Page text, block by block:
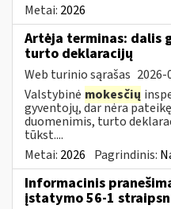
Metai: 2026
Artėja terminas: dalis
turto deklaracijų
Web turinio sąrašas 2026-
Valstybinė mokesčių
gyventojų, dar nėra
duomenimis, turto
tūkst....
Metai: 2026 Pagrindinis:
Informacinis
įstatymo 56-1